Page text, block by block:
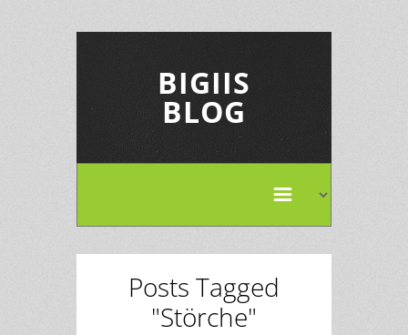
BIGIIS
BLOG
Posts Tagged
"Störche"